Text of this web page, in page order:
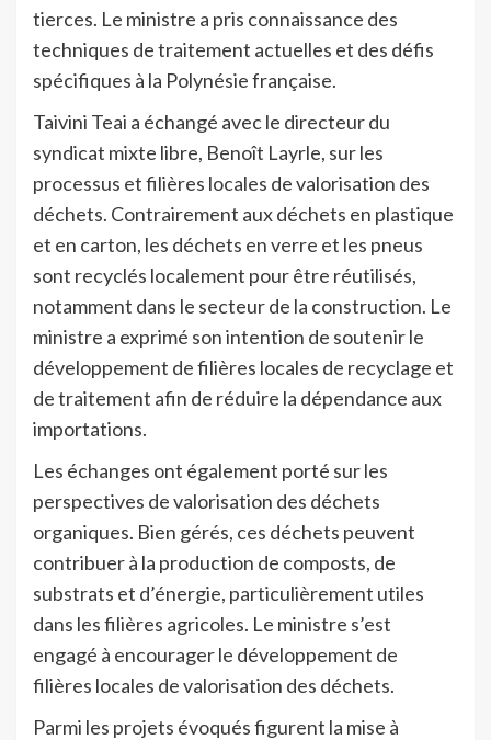
tierces. Le ministre a pris connaissance des
techniques de traitement actuelles et des défis
spécifiques à la Polynésie française.
Taivini Teai a échangé avec le directeur du
syndicat mixte libre, Benoît Layrle, sur les
processus et filières locales de valorisation des
déchets. Contrairement aux déchets en plastique
et en carton, les déchets en verre et les pneus
sont recyclés localement pour être réutilisés,
notamment dans le secteur de la construction. Le
ministre a exprimé son intention de soutenir le
développement de filières locales de recyclage et
de traitement afin de réduire la dépendance aux
importations.
Les échanges ont également porté sur les
perspectives de valorisation des déchets
organiques. Bien gérés, ces déchets peuvent
contribuer à la production de composts, de
substrats et d’énergie, particulièrement utiles
dans les filières agricoles. Le ministre s’est
engagé à encourager le développement de
filières locales de valorisation des déchets.
Parmi les projets évoqués figurent la mise à